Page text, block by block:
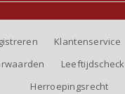
Klantenservice
Leeftijdscheck
Herroepingsrecht